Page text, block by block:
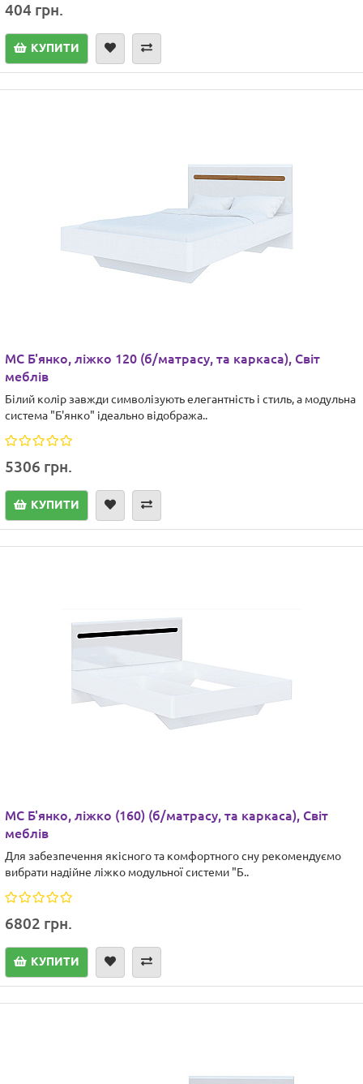
404 грн.
КУПИТИ
МС Б'янко, ліжко 120 (б/матрасу, та каркаса), Світ
меблів
Білий колір завжди символізують елегантність і стиль, а модульна
система "Б'янко" ідеально відобража..
5306 грн.
КУПИТИ
МС Б'янко, ліжко (160) (б/матрасу, та каркаса), Світ
меблів
Для забезпечення якісного та комфортного сну рекомендуємо
вибрати надійне ліжко модульної системи "Б..
6802 грн.
КУПИТИ